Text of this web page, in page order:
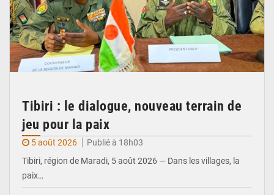
Tibiri : le dialogue, nouveau terrain de
jeu pour la paix
5 août 2026
Publié à 18h03
Tibiri, région de Maradi, 5 août 2026 — Dans les villages, la
paix…